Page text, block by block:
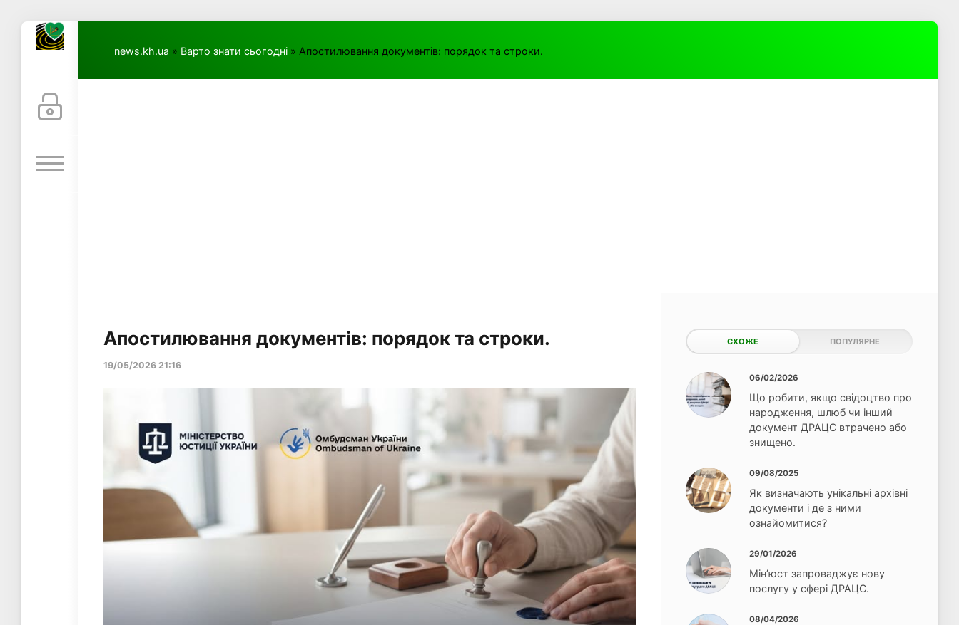
news.kh.ua » Варто знати сьогодні » Апостилювання документів: порядок та строки.
Апостилювання документів: порядок та строки.
19/05/2026 21:16
СХОЖЕ ПОПУЛЯРНЕ
06/02/2026
Що робити, якщо свідоцтво про
народження, шлюб чи інший
документ ДРАЦС втрачено або
знищено.
09/08/2025
Як визначають унікальні архівні
документи і де з ними
ознайомитися?
29/01/2026
Мін’юст запроваджує нову
послугу у сфері ДРАЦС.
08/04/2026